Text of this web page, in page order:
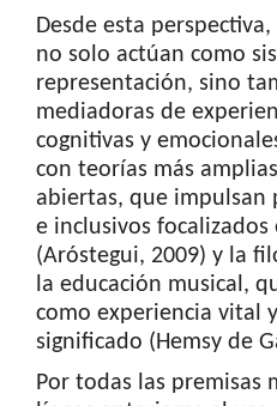
Desde esta
no solo actúan como
representación, sino
mediadoras de
cognitivas y
con teorías más
abiertas, que impulsan
e inclusivos
(Aróstegui, 2009) y la
la educación musical,
como experiencia vital
significado (Hemsy de
Por todas las premisas